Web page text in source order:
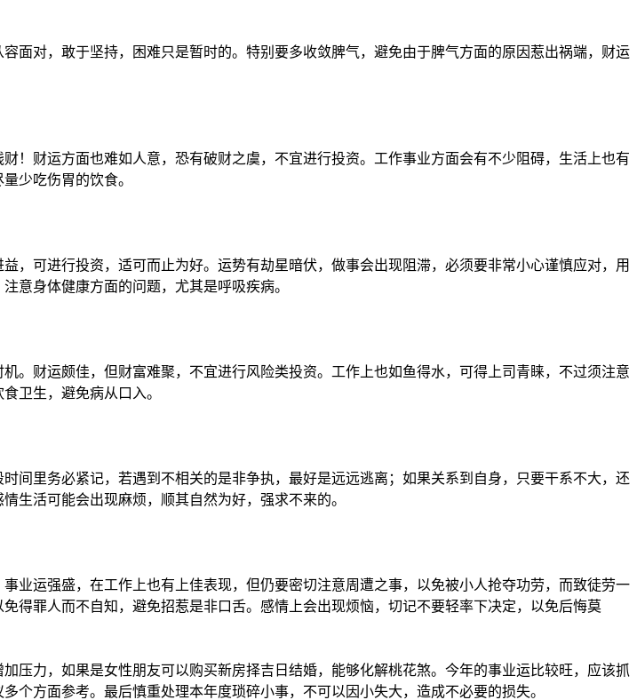
对，敢于坚持，困难只是暂时的。特别要多收敛脾气，避免由于脾气方面的原因惹出祸端，财运
财运方面也难如人意，恐有破财之虞，不宜进行投资。工作事业方面会有不少阻碍，生活上也有
少吃伤胃的饮食。
可进行投资，适可而止为好。运势有劫星暗伏，做事会出现阻滞，必须要非常小心谨慎应对，用
意身体健康方面的问题，尤其是呼吸疾病。
财运颇佳，但财富难聚，不宜进行风险类投资。工作上也如鱼得水，可得上司青睐，不过须注意
卫生，避免病从口入。
里务必紧记，若遇到不相关的是非争执，最好是远远逃离；如果关系到自身，只要干系不大，还
生活可能会出现麻烦，顺其自然为好，强求不来的。
运强盛，在工作上也有上佳表现，但仍要密切注意周遭之事，以免被小人抢夺功劳，而致徒劳一
得罪人而不自知，避免招惹是非口舌。感情上会出现烦恼，切记不要轻率下决定，以免后悔莫
力，如果是女性朋友可以购买新房择吉日结婚，能够化解桃花煞。今年的事业运比较旺，应该抓
方面参考。最后慎重处理本年度琐碎小事，不可以因小失大，造成不必要的损失。